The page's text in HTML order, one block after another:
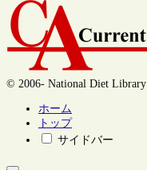
© 2006- National Diet Library
ホーム
トップ
サイドバー